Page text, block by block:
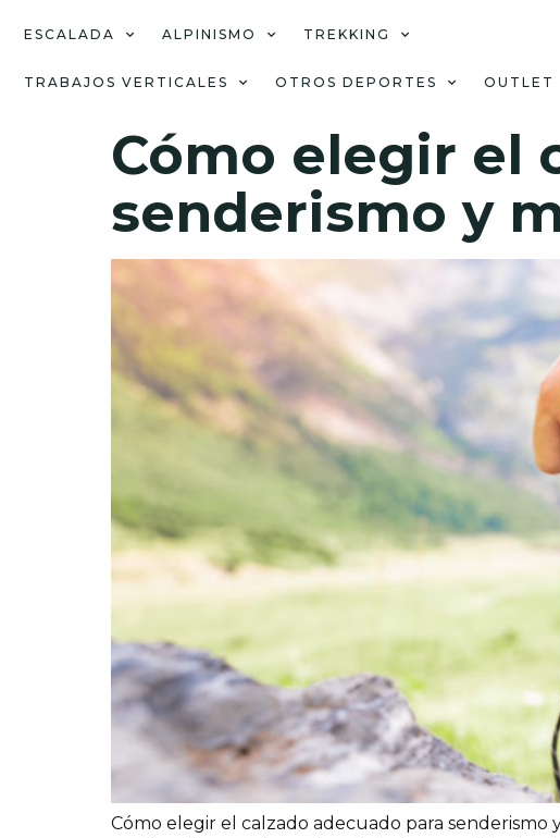
ESCALADA ALPINISMO TREKKING
TRABAJOS VERTICALES OTROS DEPORTES OUTLET
Cómo elegir el
senderismo y
Cómo elegir el calzado adecuado para